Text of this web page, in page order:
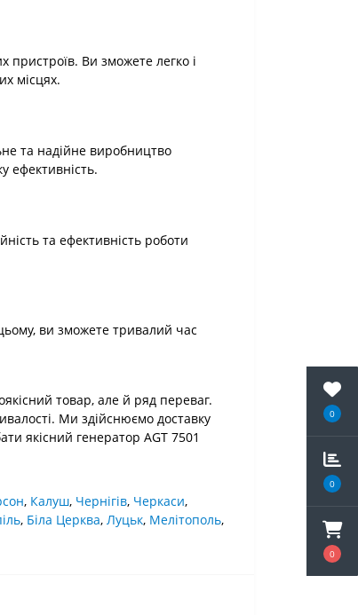
0
0
0
пристроїв. Ви зможете легко і
місцях.
та надійне виробництво
ефективність.
та ефективність роботи
ви зможете тривалий час
товар, але й ряд переваг.
Ми здійснюємо доставку
якісний генератор AGT 7501
, Калуш, Чернігів, Черкаси,
, Біла Церква, Луцьк, Мелітополь,